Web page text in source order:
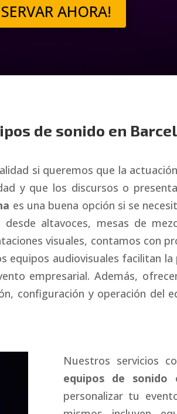
AHORA!
de sonido en
si queremos que la
y que los discursos o
es una buena opción si se
altavoces, mesas de
visuales, contamos con
audiovisuales facilitan
empresarial. Además,
configuración y operación del
Nuestros servicios
equipos de sonido
personalizar tu